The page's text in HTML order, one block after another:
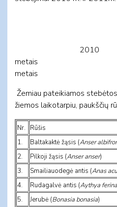
2010
metais
metais
Žemiau pateikiamos
žiemos laikotarpiu, paukščių
Nr. Rūšis
1.
Baltakaktė žąsis (Anser
2.
Pilkoji žąsis (Anser anser)
3.
Smailiauodegė antis (Anas
4.
Rudagalvė antis (Aythya ferina
5.
Jerubė (Bonasia bonasia)